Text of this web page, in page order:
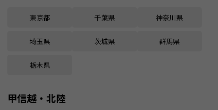
東京都 千葉県 神奈川県
埼玉県 茨城県 群馬県
栃木県
甲信越・北陸